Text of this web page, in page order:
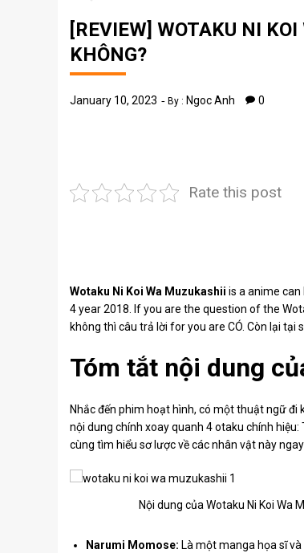
[REVIEW] WOTAKU NI
KHÔNG?
January 10, 2023 By : Ngoc Anh 0
Rate this post
Wotaku Ni Koi Wa Muzukashii is a anime
4 year 2018. If you are the question of the
không thì câu trả lời for you are CÓ. Còn lại tại
Tóm tắt nội dung
Nhắc đến phim hoạt hình, có một thuật ngữ đi
nội dung chính xoay quanh 4 otaku chính
cùng tìm hiểu sơ lược về các nhân vật này
Nội dung của Wotaku Ni Koi Wa
Narumi Momose: Là một manga họa sĩ